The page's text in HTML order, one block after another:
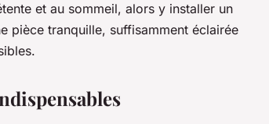
et au sommeil, alors y installer un
pièce tranquille, suffisamment éclairée